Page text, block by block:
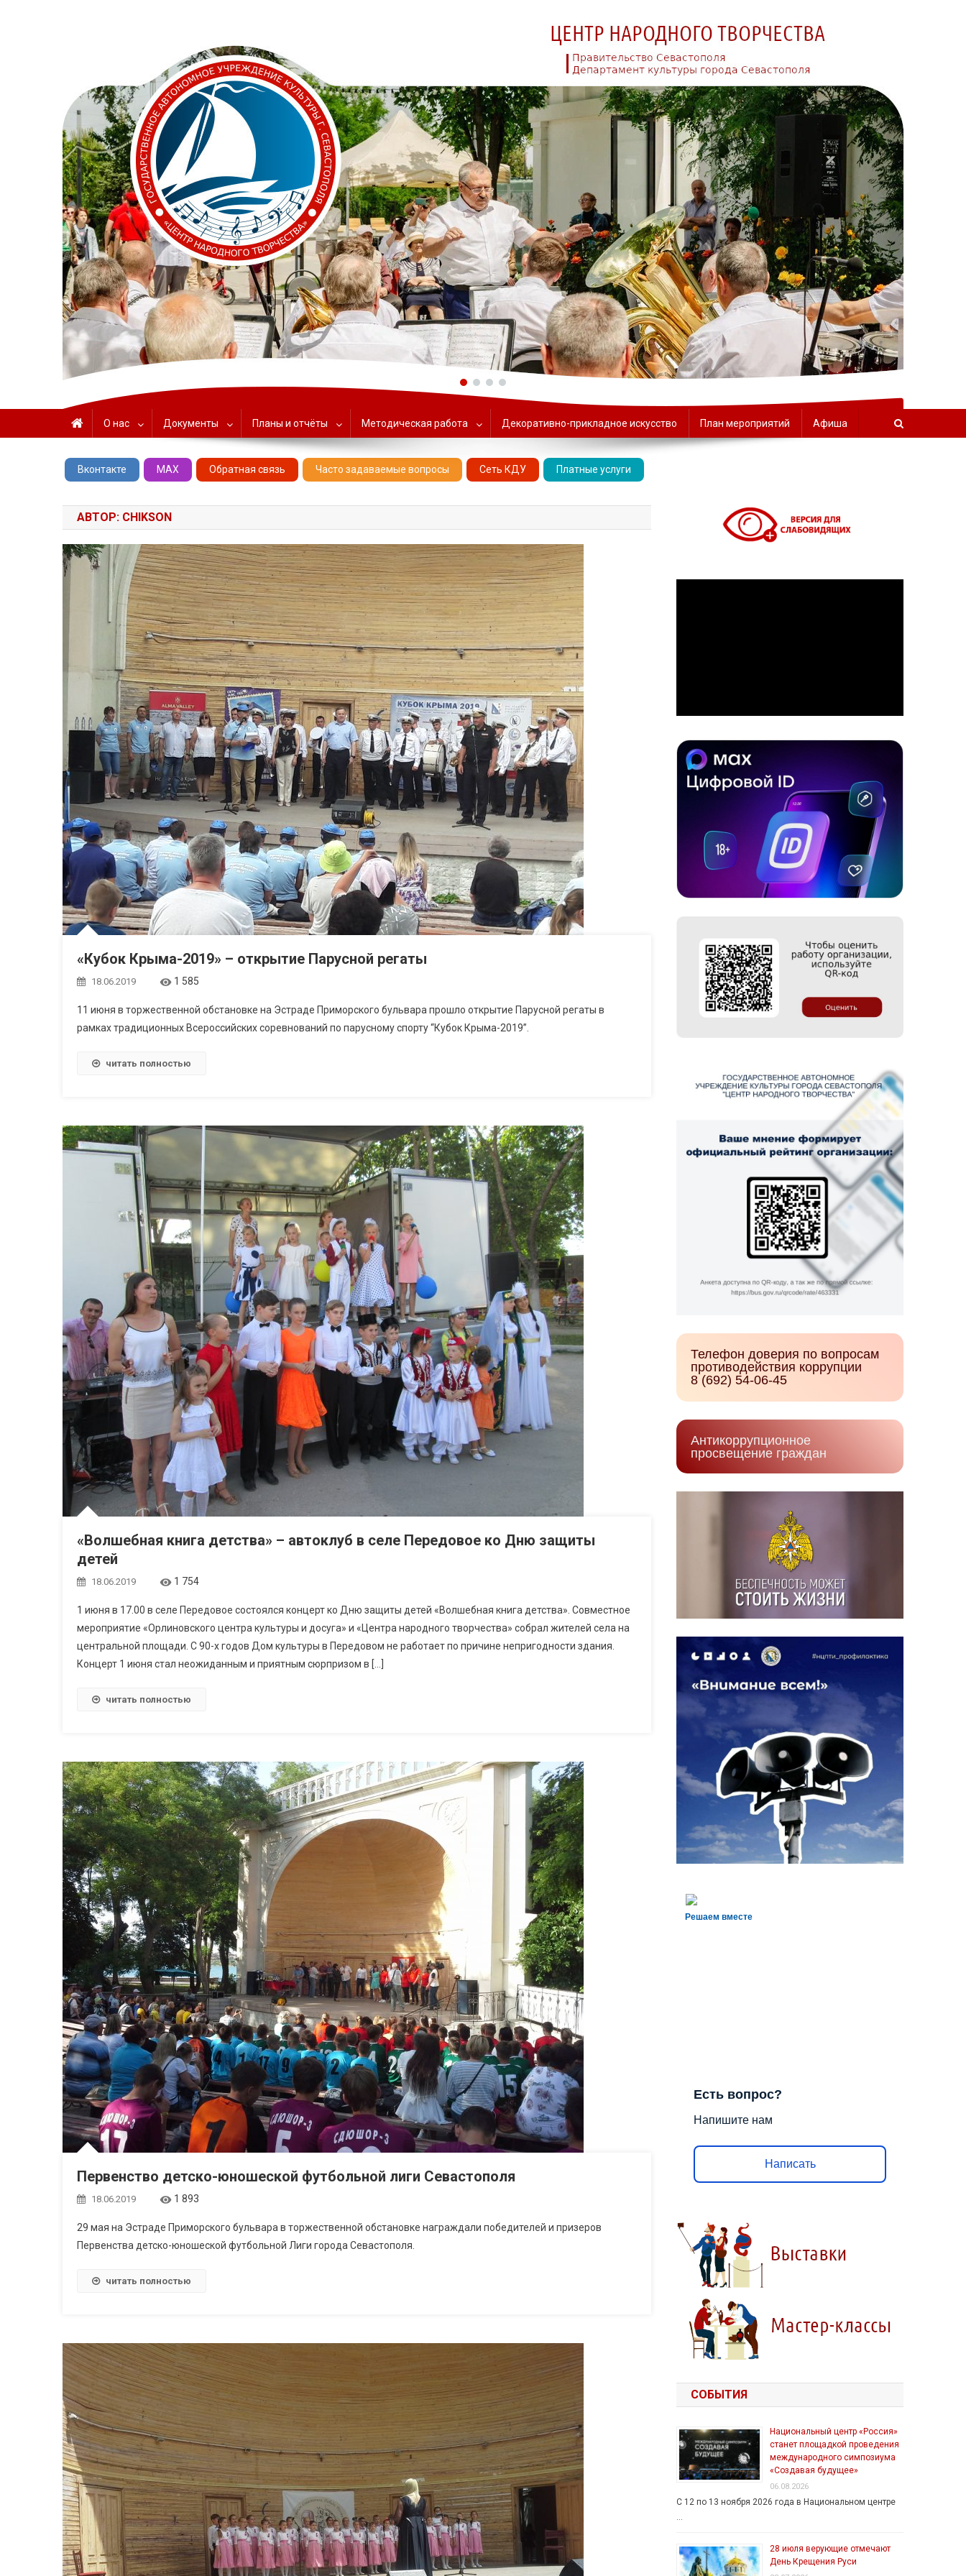
ГАУК «ЦНТ» – Севастопольский Центр народного творчества
О нас Документы Планы и отчёты Методическая работа Декоративно-прикладное искусство План мероприятий Афиша
Вконтакте MAX Обратная связь Часто задаваемые вопросы Сеть КДУ Платные услуги
АВТОР: CHIKSON
«Кубок Крыма-2019» – открытие Парусной регаты
18.06.2019 1 585
11 июня в торжественной обстановке на Эстраде Приморского бульвара прошло открытие Парусной регаты в
рамках традиционных Всероссийских соревнований по парусному спорту “Кубок Крыма-2019”.
читать полностью
«Волшебная книга детства» – автоклуб в селе Передовое ко Дню защиты
детей
18.06.2019 1 754
1 июня в 17.00 в селе Передовое состоялся концерт ко Дню защиты детей «Волшебная книга детства». Совместное
мероприятие «Орлиновского центра культуры и досуга» и «Центра народного творчества» собрал жителей села на
центральной площади. С 90-х годов Дом культуры в Передовом не работает по причине непригодности здания.
Концерт 1 июня стал неожиданным и приятным сюрпризом в […]
читать полностью
Первенство детско-юношеской футбольной лиги Севастополя
18.06.2019 1 893
29 мая на Эстраде Приморского бульвара в торжественной обстановке награждали победителей и призеров
Первенства детско-юношеской футбольной Лиги города Севастополя.
читать полностью
Телефон доверия по вопросам
противодействия коррупции
8 (692) 54-06-45
Антикоррупционное
просвещение граждан
Решаем вместе
Есть вопрос?
Напишите нам
Написать
СОБЫТИЯ
Национальный центр «Россия»
станет площадкой проведения
международного симпозиума
«Создавая будущее»
06.08.2026
С 12 по 13 ноября 2026 года в Национальном центре
28 июля верующие отмечают
День Крещения Руси